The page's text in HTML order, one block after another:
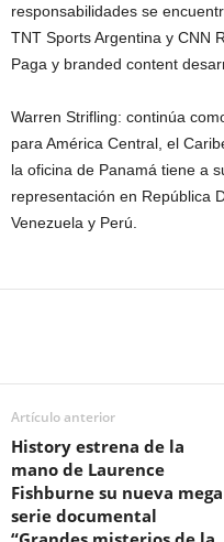
responsabilidades se
TNT Sports Argentina y CNN
Paga y branded content
Warren Strifling: continúa
para América Central, el
la oficina de Panamá tiene a
representación en República
Venezuela y Perú.
Artículo anterior
History estrena de la
mano de Laurence
Fishburne su nueva mega
serie documental